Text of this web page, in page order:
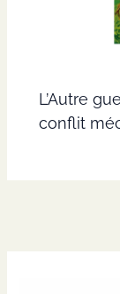
L’Autre
conflit